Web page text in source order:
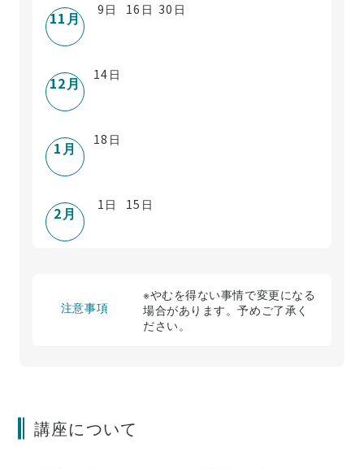
11 月 9 日 16 日 30 日
12月 14 日
1 月 18 日
2月 1 日 15 日
注意事項
※やむを得ない事情で変更になる
場合があります。予めご了承く
ださい。
講座について